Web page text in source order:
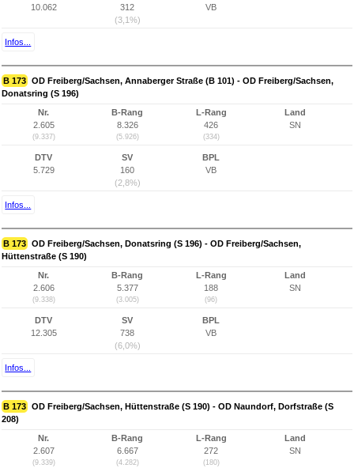
10.062
312
(3,1%)
VB
Infos...
B 173 OD Freiberg/Sachsen, Annaberger Straße (B 101) - OD Freiberg/Sachsen,
Donatsring (S 196)
Nr.
2.605
(9.337)
B-Rang
8.326
(5.926)
L-Rang
426
(334)
Land
SN
DTV
5.729
SV
160
(2,8%)
BPL
VB
Infos...
B 173 OD Freiberg/Sachsen, Donatsring (S 196) - OD Freiberg/Sachsen,
Hüttenstraße (S 190)
Nr.
2.606
(9.338)
B-Rang
5.377
(3.005)
L-Rang
188
(96)
Land
SN
DTV
12.305
SV
738
(6,0%)
BPL
VB
Infos...
B 173 OD Freiberg/Sachsen, Hüttenstraße (S 190) - OD Naundorf, Dorfstraße (S
208)
Nr.
2.607
(9.339)
B-Rang
6.667
(4.282)
L-Rang
272
(180)
Land
SN